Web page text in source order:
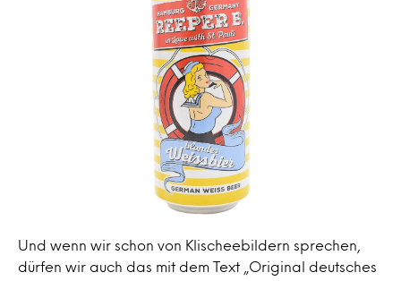
Und wenn wir schon von Klischeebildern sprechen,
dürfen wir auch das mit dem Text „Original deutsches